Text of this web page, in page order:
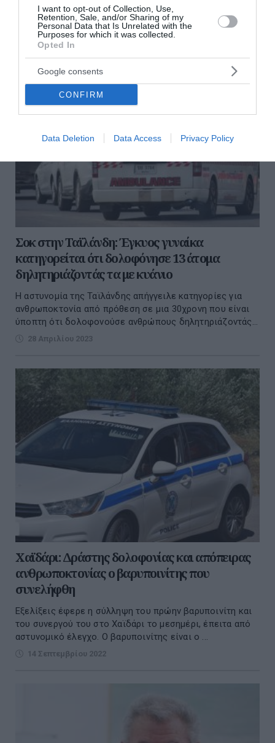
I want to opt-out of Collection, Use,
Retention, Sale, and/or Sharing of my
Personal Data that Is Unrelated with the
Purposes for which it was collected.
Opted In
Google consents
CONFIRM
Data Deletion Data Access Privacy Policy
του σ...
19 Μαΐου 2023
Σοκ στην Ταϊλάνδη: Έγκυος γυναίκα
κατηγορείται ότι δολοφόνησε 13 άτομα
δηλητηριάζοντάς τα με κυάνιο
Η αστυνομία της Ταϊλάνδης απήγγειλε κατηγορίες για
ανθρωποκτονία από πρόθεση σε μια 30χρονη που είναι
ύποπτη ότι δολοφονούσε ανθρώπους δηλητηριάζοντάς...
28 Απριλίου 2023
Χαϊδάρι: Δράστης δολοφονίας και απόπειρας
ανθρωποκτονίας ο βαρυποινίτης που
συνελήφθη
Εξελίξεις έφερε η σύλληψη του πρώην βαρυποινίτη και
του συνεργού του στο Χαϊδάρι το μεσημέρι, έπειτα από
αστυνομικό έλεγχο. Ο βαρυποινίτης είναι ο ...
14 Σεπτεμβρίου 2022